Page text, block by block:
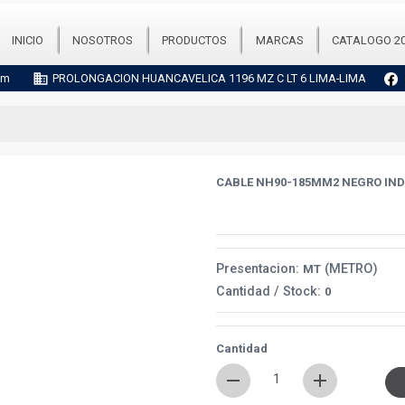
INICIO NOSOTROS PRODUCTOS MARCAS CATALOGO
business PROLONGACION HUANCAVELICA 1196 MZ C LT 6 LIMA-LIMA
chevron_rightCABLE NH90-185MM2 NEGRO
Presentacion: MT (METRO)
Cantidad / Stock: 0
Cantidad
remove add